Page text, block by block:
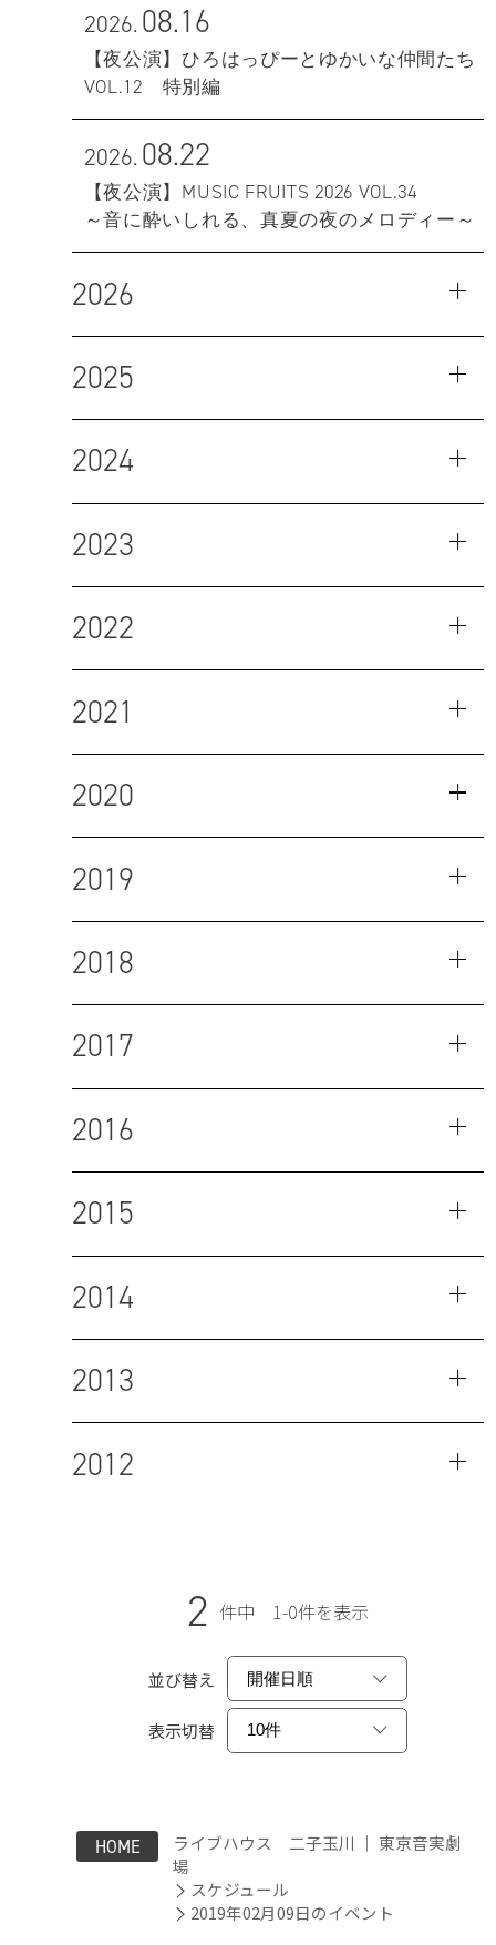
2026.08.16
【夜公演】ひろはっぴーとゆかいな仲間たち
VOL.12 特別編
2026.08.22
【夜公演】MUSIC FRUITS 2026 VOL.34
～音に酔いしれる、真夏の夜のメロディー～
2026
2025
2024
2023
2022
2021
2020
2019
2018
2017
2016
2015
2014
2013
2012
2 件中 1-0件を表示
並び替え
表示切替
HOME
ライブハウス 二子玉川 ｜ 東京音実劇
場
スケジュール
2019年02月09日のイベント